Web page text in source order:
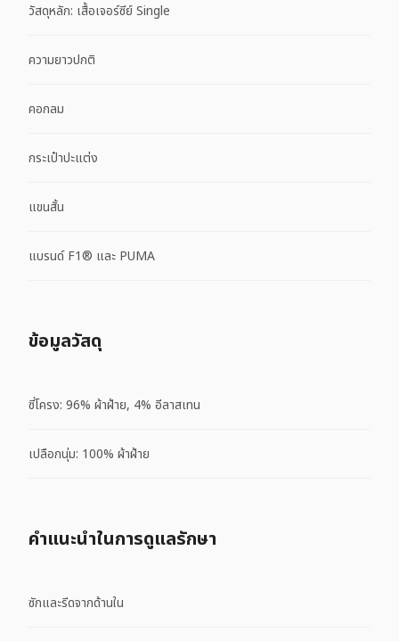
วัสดุหลัก: เสื้อเจอร์ซีย์ Single
ความยาวปกติ
คอกลม
กระเป๋าปะแต่ง
แขนสั้น
แบรนด์ F1® และ PUMA
ข้อมูลวัสดุ
ซี่โครง: 96% ผ้าฝ้าย, 4% อีลาสเทน
เปลือกนุ่ม: 100% ผ้าฝ้าย
คําแนะนําในการดูแลรักษา
ซักและรีดจากด้านใน